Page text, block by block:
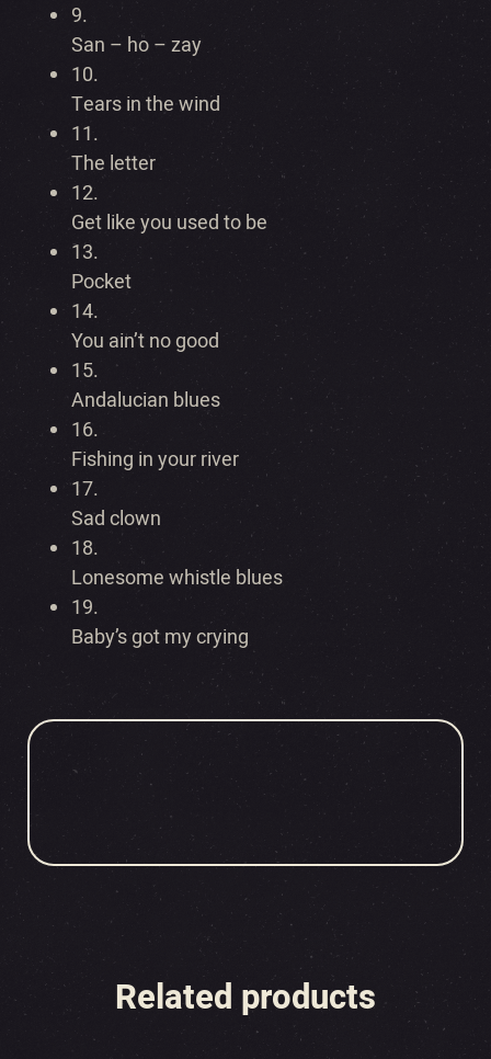
9.
San – ho – zay
10.
Tears in the wind
11.
The letter
12.
Get like you used to be
13.
Pocket
14.
You ain’t no good
15.
Andalucian blues
16.
Fishing in your river
17.
Sad clown
18.
Lonesome whistle blues
19.
Baby’s got my crying
Related products